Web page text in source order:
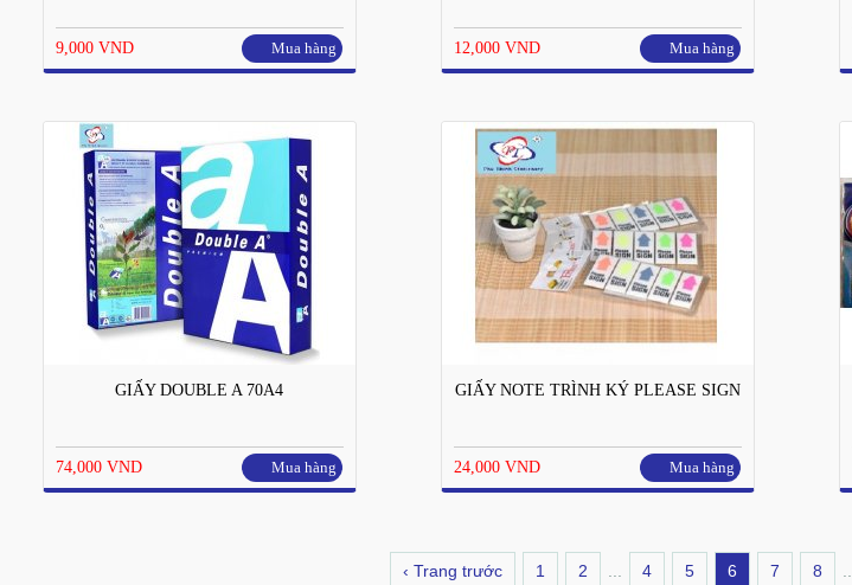
9,000 VND Mua hàng 12,000 VND Mua hàng
GIẤY DOUBLE A 70A4
74,000 VND Mua hàng
GIẤY NOTE TRÌNH KÝ PLEASE SIGN
24,000 VND Mua hàng
‹ Trang trước 1 2 4 5 6 7 8